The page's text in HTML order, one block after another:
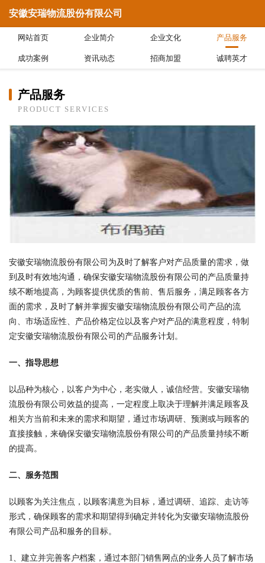
安徽安瑞物流股份有限公司
网站首页 企业简介 企业文化 产品服务
成功案例 资讯动态 招商加盟 诚聘英才
产品服务
PRODUCT SERVICES
安徽安瑞物流股份有限公司为及时了解客户对产品质量的需求，做
到及时有效地沟通，确保安徽安瑞物流股份有限公司的产品质量持
续不断地提高，为顾客提供优质的售前、售后服务，满足顾客各方
面的需求，及时了解并掌握安徽安瑞物流股份有限公司产品的流
向、市场适应性、产品价格定位以及客户对产品的满意程度，特制
定安徽安瑞物流股份有限公司的产品服务计划。
一、指导思想
以品种为核心，以客户为中心，老实做人，诚信经营。安徽安瑞物
流股份有限公司效益的提高，一定程度上取决于理解并满足顾客及
相关方当前和未来的需求和期望，通过市场调研、预测或与顾客的
直接接触，来确保安徽安瑞物流股份有限公司的产品质量持续不断
的提高。
二、服务范围
以顾客为关注焦点，以顾客满意为目标，通过调研、追踪、走访等
形式，确保顾客的需求和期望得到确定并转化为安徽安瑞物流股份
有限公司产品和服务的目标。
1、建立并完善客户档案，通过本部门销售网点的业务人员了解市场